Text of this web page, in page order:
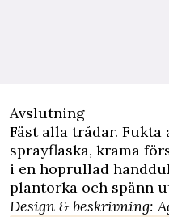
Avslutning
Fäst alla trådar. Fukta
sprayflaska, krama
i en hoprullad
plantorka och spänn
Design & beskrivning: